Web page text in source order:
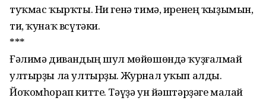
туҡмас ҡырҡты. Ни генә тимә, иренең ҡыҙымын,
ти, ҡунаҡ всүтәки.
***
Ғәлимә дивандың шул мөйөшөндә ҡуҙғалмай
ултырҙы ла ултырҙы. Журнал уҡып алды.
Йоҡомһорап китте. Тәүҙә ун йәштәрҙәге малай